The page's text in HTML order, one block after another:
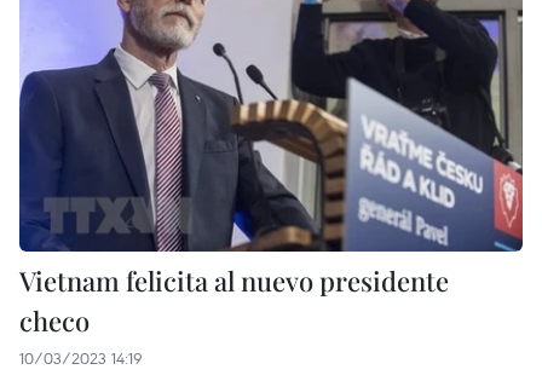
Vietnam felicita al nuevo presidente
checo
10/03/2023 14:19